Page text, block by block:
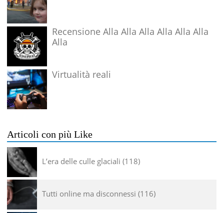
Recensione Alla Alla Alla Alla Alla Alla
Alla
Virtualità reali
Articoli con più Like
L’era delle culle glaciali 118
Tutti online ma disconnessi 116